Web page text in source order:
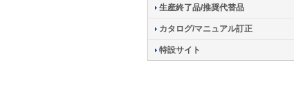
生産終了品/推奨代替品
カタログ/マニュアル訂正
特設サイト